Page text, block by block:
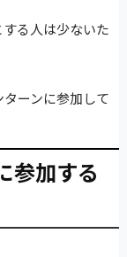
る人は少ないた
ーンに参加して
参加する